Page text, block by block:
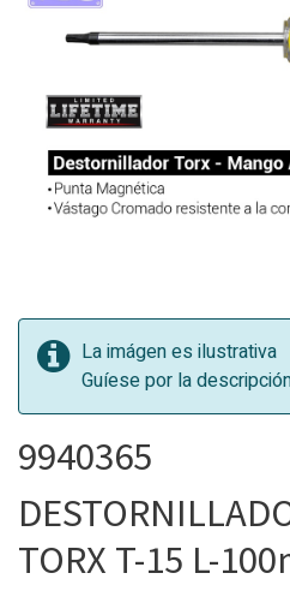
La imágen es ilustrativa
Guíese por la
9940365
TORX T-15 L-